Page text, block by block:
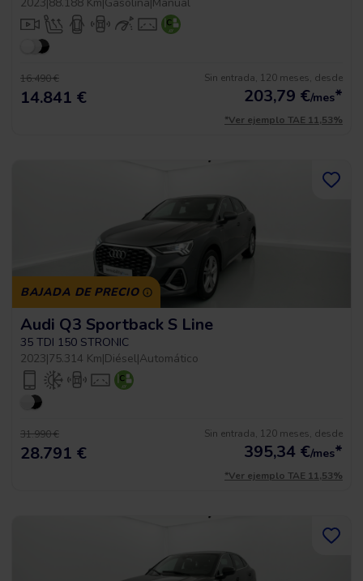
16.490 €
14.841 €
Sin entrada, 120 meses, desde
203,79 €/mes*
*Ver ejemplo TAE 11,53%
BAJADA DE PRECIO
Audi Q3 Sportback S Line
35 TDI 150 STRONIC
2023|75.314 Km|Diésel|Automático
31.990 €
28.791 €
Sin entrada, 120 meses, desde
395,34 €/mes*
*Ver ejemplo TAE 11,53%